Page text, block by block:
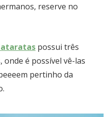
reserve no
possui três
é possível vê-las
pertinho da